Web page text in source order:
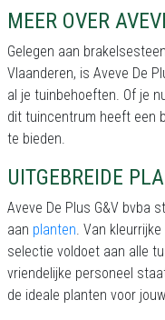
MEER OVER
Gelegen aan
Vlaanderen, is Aveve De
al je tuinbehoeften. Of je
dit tuincentrum heeft een
te bieden.
UITGEBREIDE
Aveve De Plus G&V bvba
aan planten. Van
selectie voldoet aan alle
vriendelijke personeel
de ideale planten voor